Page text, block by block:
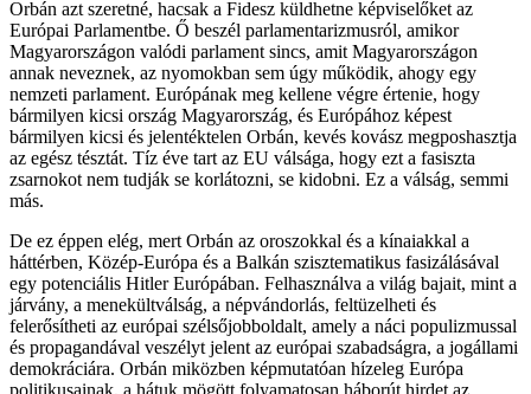
Orbán azt szeretné, hacsak a Fidesz küldhetne képviselőket az
Európai Parlamentbe. Ő beszél parlamentarizmusról, amikor
Magyarországon valódi parlament sincs, amit Magyarországon
annak neveznek, az nyomokban sem úgy működik, ahogy egy
nemzeti parlament. Európának meg kellene végre értenie, hogy
bármilyen kicsi ország Magyarország, és Európához képest
bármilyen kicsi és jelentéktelen Orbán, kevés kovász megposhasztja
az egész tésztát. Tíz éve tart az EU válsága, hogy ezt a fasiszta
zsarnokot nem tudják se korlátozni, se kidobni. Ez a válság, semmi
más.
De ez éppen elég, mert Orbán az oroszokkal és a kínaiakkal a
háttérben, Közép-Európa és a Balkán szisztematikus fasizálásával
egy potenciális Hitler Európában. Felhasználva a világ bajait, mint a
járvány, a menekültválság, a népvándorlás, feltüzelheti és
felerősítheti az európai szélsőjobboldalt, amely a náci populizmussal
és propagandával veszélyt jelent az európai szabadságra, a jogállami
demokráciára. Orbán miközben képmutatóan hízeleg Európa
politikusainak, a hátuk mögött folyamatosan háborút hirdet az